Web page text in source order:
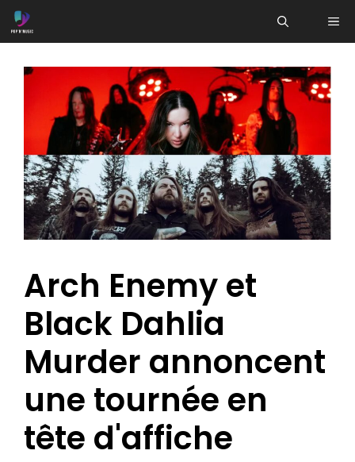
Aller
au
Arch Enemy et
Black Dahlia
Murder annoncent
une tournée en
tête d'affiche